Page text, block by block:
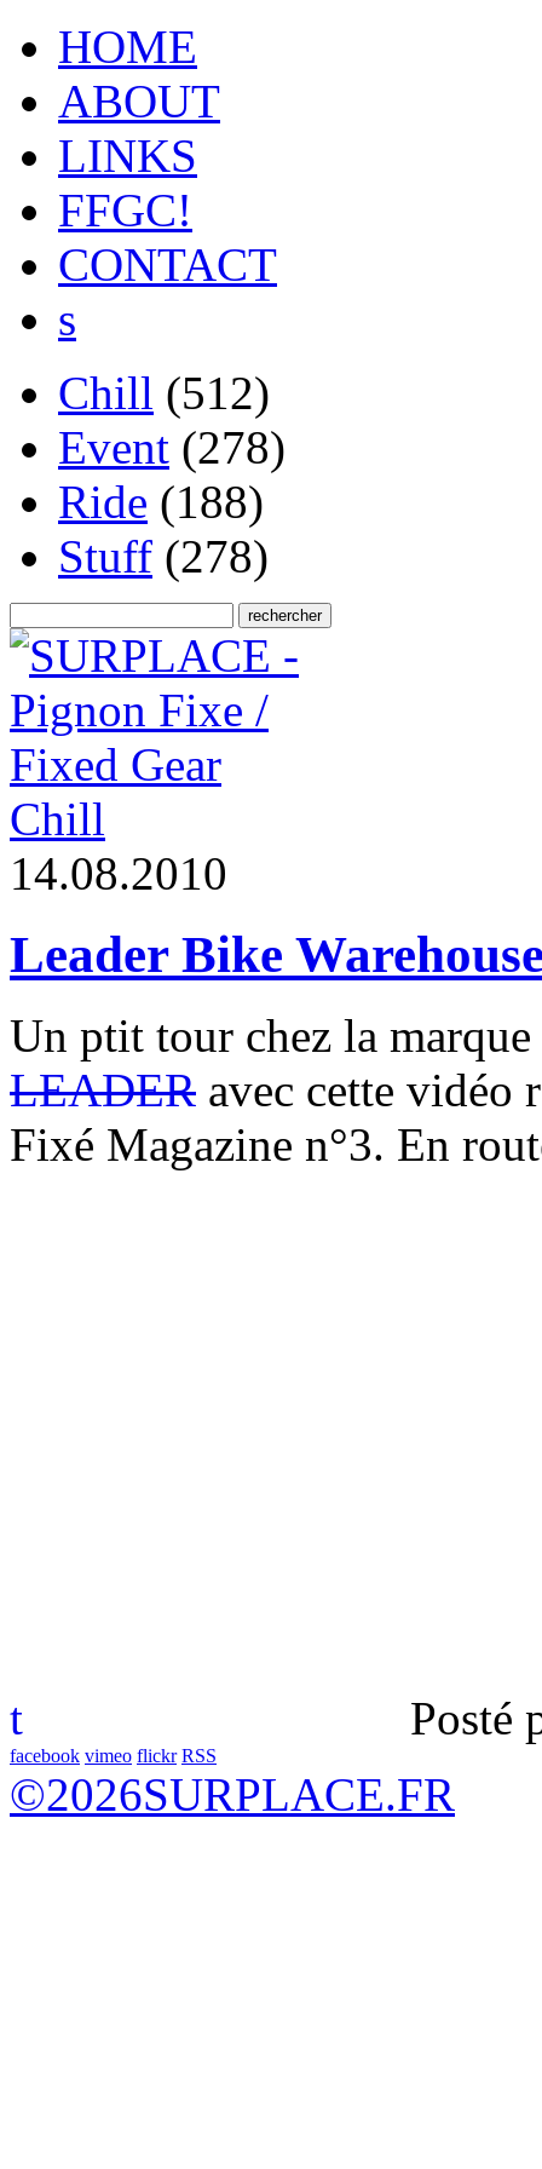
HOME
ABOUT
LINKS
FFGC!
CONTACT
s
Chill (512)
Event (278)
Ride (188)
Stuff (278)
Chill
14.08.2010
Leader Bike
Un ptit tour chez la
LEADER avec cette vidéo
Fixé Magazine n°3. En
t Posté
facebook vimeo flickr RSS
©2026SURPLACE.FR